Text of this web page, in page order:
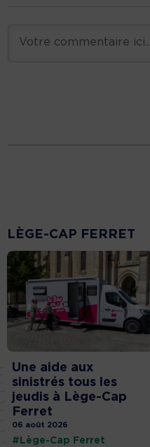
LÈGE-CAP FERRET
Une aide aux
sinistrés tous les
jeudis à Lège-Cap
Ferret
06 août 2026
#Lège-Cap Ferret